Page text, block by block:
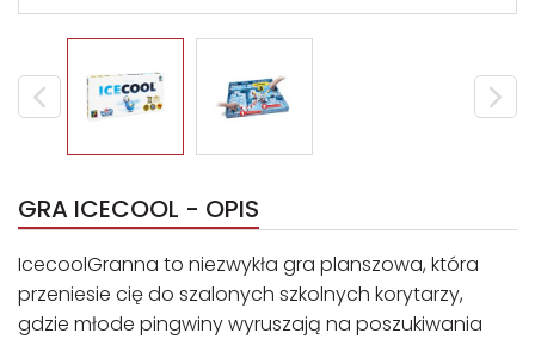
GRA ICECOOL - OPIS
IcecoolGranna to niezwykła gra planszowa, która
przeniesie cię do szalonych szkolnych korytarzy,
gdzie młode pingwiny wyruszają na poszukiwania